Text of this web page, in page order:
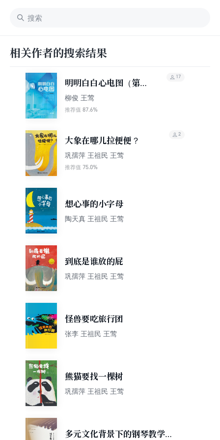
相关作者的搜索结果
明明白白心电图（第五
版）
柳俊 王莺
推荐值 87.6%
17
大象在哪儿拉便便？
巩孺萍 王祖民 王莺
推荐值 75.0%
2
想心事的小字母
陶天真 王祖民 王莺
到底是谁放的屁
巩孺萍 王祖民 王莺
怪兽要吃旅行团
张李 王祖民 王莺
熊猫要找一棵树
巩孺萍 王祖民 王莺
多元文化背景下的钢琴教学与